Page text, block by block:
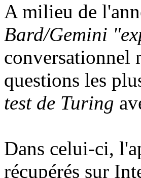
A milieu de
Bard/Gemini
questions les
test de Turing
Dans celui-ci,
récupérés sur